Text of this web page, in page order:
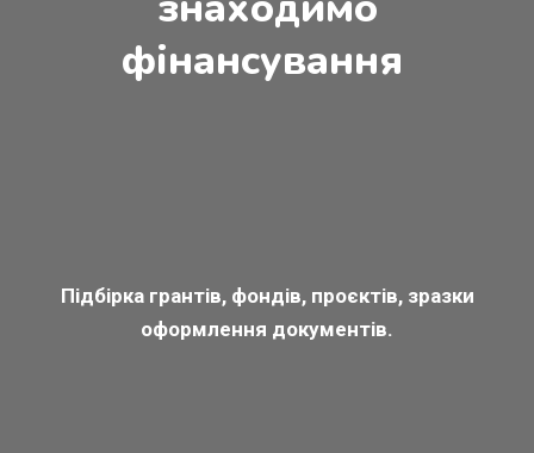
фінансування
Підбірка грантів, фондів, проєктів, зразки
оформлення документів.